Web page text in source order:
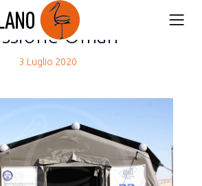
Oman
3 Luglio 2020